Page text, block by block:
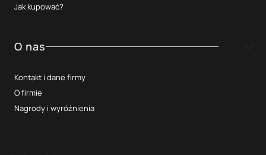
Jak kupować?
O nas
Kontakt i dane firmy
O firmie
Nagrody i wyróżnienia